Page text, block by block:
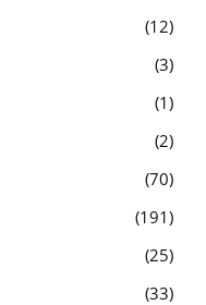
12
3
1
2
70
191
25
33